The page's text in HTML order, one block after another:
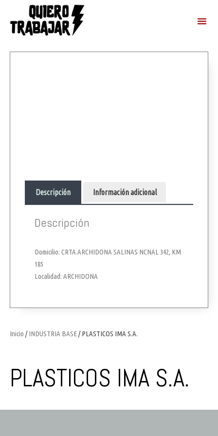
Inicio /INDUSTRIA BASE/ PLASTICOS IMA S.A.
PLASTICOS IMA S.A.
Descripción Información adicional
Descripción
Domicilio: CRTA.ARCHIDONA SALINAS NCNAL 342, KM
185
Localidad: ARCHIDONA